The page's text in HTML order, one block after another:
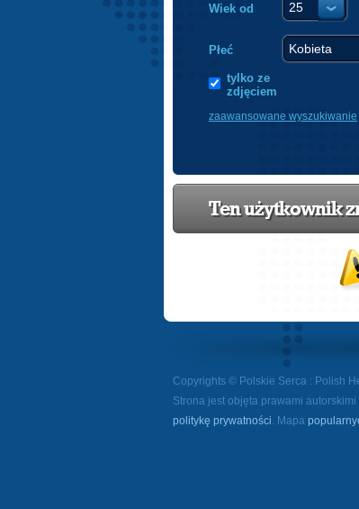
Wiek od
Płeć
tylko ze
zdjęciem
zaawansowane wyszukiwanie
Ten użytkownik
Copyrights © Polskie Serca : Polish
Strona jest objęta prawami autorskimi
politykę prywatności. Mapa